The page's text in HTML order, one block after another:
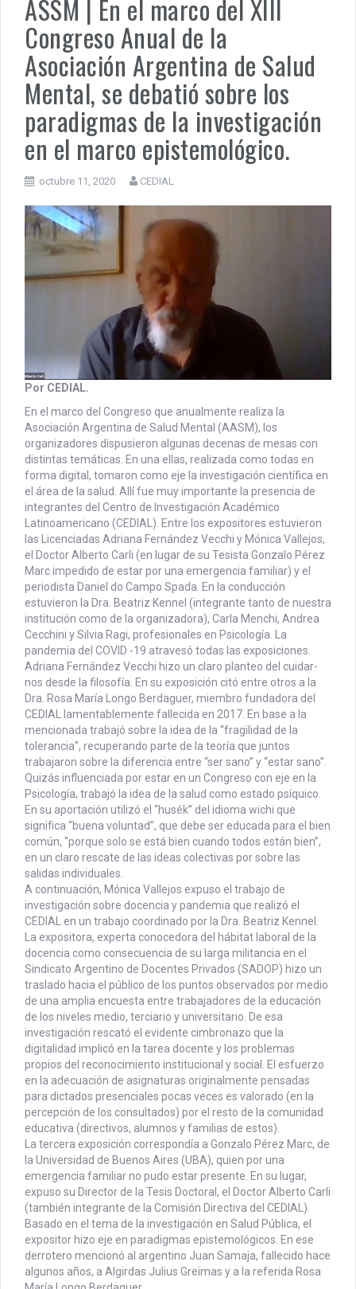
PENSAR UNA SEÑAL | Se echan los dados éticos de la
sustentibilidad. | 6 DE AGOSTO: SOBERANIA TERRITORIAL,
ECONOMICA Y POLITICA
DOCUMENTO CEDIAL | Repudiamos las declaraciones ofensivas
Milei contra la República Federativa del Brasil.
ASSM | En el marco del XIII
Congreso Anual de la
Asociación Argentina de Salud
Mental, se debatió sobre los
paradigmas de la investigación
en el marco epistemológico.
octubre 11, 2020 CEDIAL
Por CEDIAL.
En el marco del Congreso que anualmente realiza la
Asociación Argentina de Salud Mental (AASM), los
organizadores dispusieron algunas decenas de mesas con
distintas temáticas. En una ellas, realizada como todas en
forma digital, tomaron como eje la investigación científica en
el área de la salud. Allí fue muy importante la presencia de
integrantes del Centro de Investigación Académico
Latinoamericano (CEDIAL). Entre los expositores estuvieron
las Licenciadas Adriana Fernández Vecchi y Mónica Vallejos,
el Doctor Alberto Carli (en lugar de su Tesista Gonzalo Pérez
Marc impedido de estar por una emergencia familiar) y el
periodista Daniel do Campo Spada. En la conducción
estuvieron la Dra. Beatriz Kennel (integrante tanto de nuestra
institución como de la organizadora), Carla Menchi, Andrea
Cecchini y Silvia Ragi, profesionales en Psicología. La
pandemia del COVID -19 atravesó todas las exposiciones.
Adriana Fernández Vecchi hizo un claro planteo del cuidar-
nos desde la filosofía. En su exposición citó entre otros a la
Dra. Rosa María Longo Berdaguer, miembro fundadora del
CEDIAL lamentablemente fallecida en 2017. En base a la
mencionada trabajó sobre la idea de la “fragilidad de la
tolerancia”, recuperando parte de la teoría que juntos
trabajaron sobre la diferencia entre “ser sano” y “estar sano”.
Quizás influenciada por estar en un Congreso con eje en la
Psicología, trabajó la idea de la salud como estado psíquico.
En su aportación utilizó el “husék” del idioma wichi que
significa “buena voluntad”, que debe ser educada para el bien
común, “porque solo se está bien cuando todos están bien”,
en un claro rescate de las ideas colectivas por sobre las
salidas individuales.
A continuación, Mónica Vallejos expuso el trabajo de
investigación sobre docencia y pandemia que realizó el
CEDIAL en un trabajo coordinado por la Dra. Beatriz Kennel.
La expositora, experta conocedora del hábitat laboral de la
docencia como consecuencia de su larga militancia en el
Sindicato Argentino de Docentes Privados (SADOP) hizo un
traslado hacia el público de los puntos observados por medio
de una amplia encuesta entre trabajadores de la educación
de los niveles medio, terciario y universitario. De esa
investigación rescató el evidente cimbronazo que la
digitalidad implicó en la tarea docente y los problemas
propios del reconocimiento institucional y social. El esfuerzo
en la adecuación de asignaturas originalmente pensadas
para dictados presenciales pocas veces es valorado (en la
percepción de los consultados) por el resto de la comunidad
educativa (directivos, alumnos y familias de estos).
La tercera exposición correspondía a Gonzalo Pérez Marc, de
la Universidad de Buenos Aires (UBA), quien por una
emergencia familiar no pudo estar presente. En su lugar,
expuso su Director de la Tesis Doctoral, el Doctor Alberto Carli
(también integrante de la Comisión Directiva del CEDIAL).
Basado en el tema de la investigación en Salud Pública, el
expositor hizo eje en paradigmas epistemológicos. En ese
derrotero mencionó al argentino Juan Samaja, fallecido hace
algunos años, a Algirdas Julius Greimas y a la referida Rosa